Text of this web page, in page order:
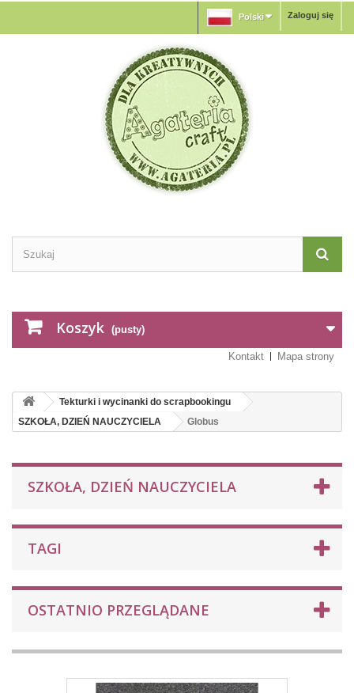
Zaloguj się
Polski
Koszyk (pusty)
Kontakt Mapa strony
Tekturki i wycinanki do scrapbookingu
SZKOŁA, DZIEŃ NAUCZYCIELA
Globus
SZKOŁA, DZIEŃ NAUCZYCIELA
TAGI
OSTATNIO PRZEGLĄDANE